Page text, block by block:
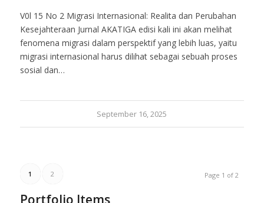
V0l 15 No 2 Migrasi Internasional: Realita dan Perubahan
Kesejahteraan Jurnal AKATIGA edisi kali ini akan melihat
fenomena migrasi dalam perspektif yang lebih luas, yaitu
migrasi internasional harus dilihat sebagai sebuah proses
sosial dan…
September 16, 2025
Page 1 of 2
1 2
Portfolio Items